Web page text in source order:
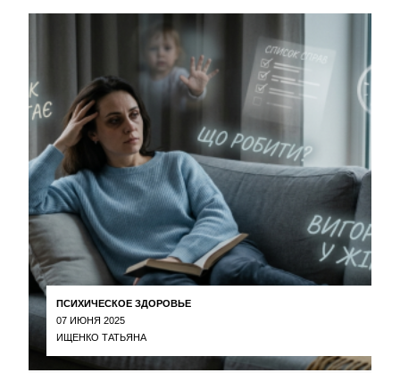
ПСИХИЧЕСКОЕ ЗДОРОВЬЕ
07 ИЮНЯ 2025
ИЩЕНКО ТАТЬЯНА